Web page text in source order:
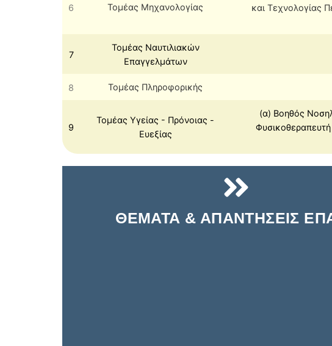
6 Τομέας Μηχανολογίας
και Τεχνολογίας
7
Τομέας Ναυτιλιακών
Επαγγελμάτων
8 Τομέας Πληροφορικής
9
Τομέας Υγείας - Πρόνοιας -
Ευεξίας
(α) Βοηθός
ΘΕΜΑΤΑ & ΑΠΑΝΤΗΣΕΙΣ